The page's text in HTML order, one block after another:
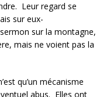
Leur regard se
sur eux-
sur la montagne,
mais ne voient pas la
qu’un mécanisme
abus. Elles ont